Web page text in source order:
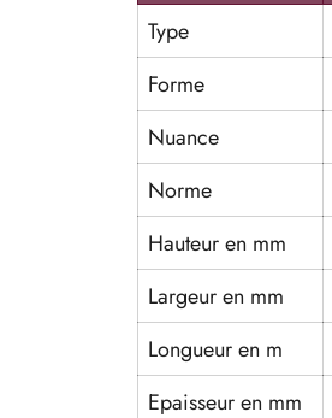
Type
Forme
Nuance
Norme
Hauteur en mm
Largeur en mm
Longueur en m
Epaisseur en mm